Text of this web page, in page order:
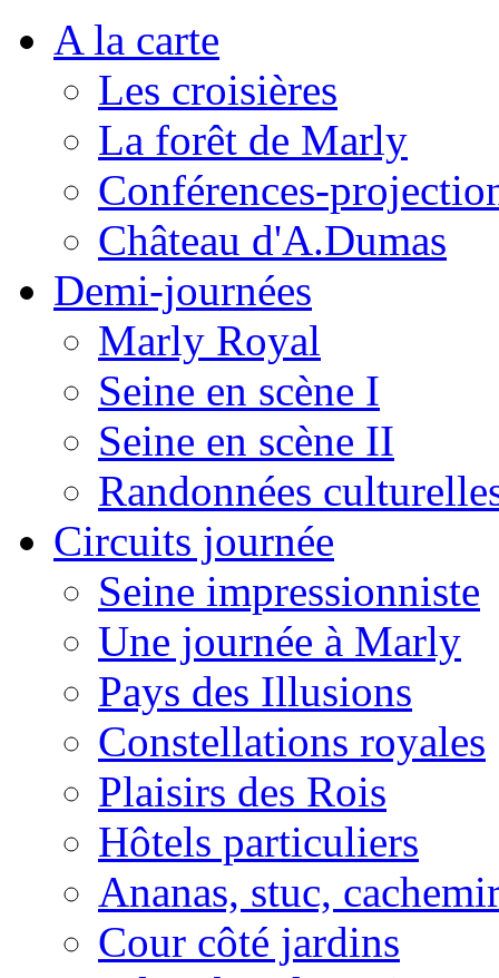
A la carte
Les croisières
La forêt de Marly
Conférences-
Château d'A.Dumas
Demi-journées
Marly Royal
Seine en scène I
Seine en scène II
Randonnées
Circuits journée
Seine impressionniste
Une journée à Marly
Pays des Illusions
Constellations royales
Plaisirs des Rois
Hôtels particuliers
Ananas, stuc,
Cour côté jardins